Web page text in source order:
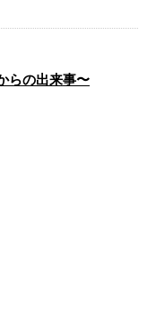
らの出来事〜